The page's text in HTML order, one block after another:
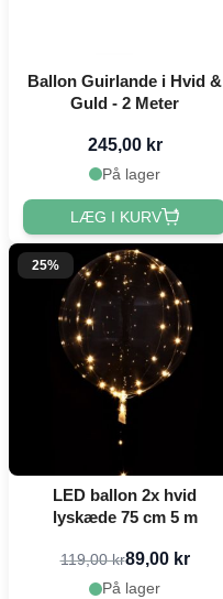
Ballon Guirlande i Hvid &
Guld - 2 Meter
245,00 kr
På lager
LÆG I KURV
25%
LED ballon 2x hvid
lyskæde 75 cm 5 m
119,00 kr89,00 kr
På lager